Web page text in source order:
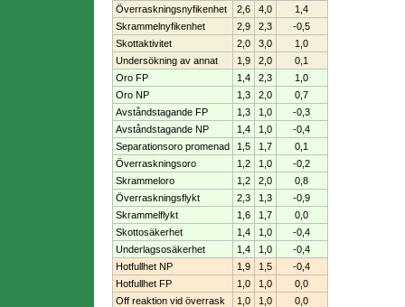
Överraskningsnyfikenhet
2,6 4,0
1,4
Skrammelnyfikenhet
2,9 2,3
-0,5
Skottaktivitet
2,0 3,0
1,0
Undersökning av annat
1,9 2,0
0,1
Oro FP
1,4 2,3
1,0
Oro NP
1,3 2,0
0,7
Avståndstagande FP
1,3 1,0
-0,3
Avståndstagande NP
1,4 1,0
-0,4
Separationsoro promenad
1,5 1,7
0,1
Överraskningsoro
1,2 1,0
-0,2
Skrammeloro
1,2 2,0
0,8
Överraskningsflykt
2,3 1,3
-0,9
Skrammelflykt
1,6 1,7
0,0
Skottosäkerhet
1,4 1,0
-0,4
Underlagsosäkerhet
1,4 1,0
-0,4
Hotfullhet NP
1,9 1,5
-0,4
Hotfullhet FP
1,0 1,0
0,0
Off reaktion vid överrask
1,0 1,0
0,0